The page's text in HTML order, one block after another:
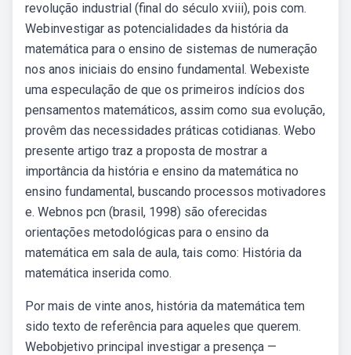
revolução industrial (final do século xviii), pois com.
Webinvestigar as potencialidades da história da
matemática para o ensino de sistemas de numeração
nos anos iniciais do ensino fundamental. Webexiste
uma especulação de que os primeiros indícios dos
pensamentos matemáticos, assim como sua evolução,
provêm das necessidades práticas cotidianas. Webo
presente artigo traz a proposta de mostrar a
importância da história e ensino da matemática no
ensino fundamental, buscando processos motivadores
e. Webnos pcn (brasil, 1998) são oferecidas
orientações metodológicas para o ensino da
matemática em sala de aula, tais como: História da
matemática inserida como.
Por mais de vinte anos, história da matemática tem
sido texto de referência para aqueles que querem.
Webobjetivo principal investigar a presença —